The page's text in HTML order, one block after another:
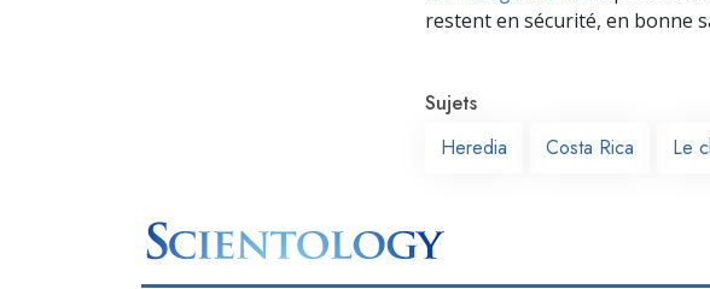
restent en sécurité, en bonne
Sujets
Heredia
Costa Rica Le